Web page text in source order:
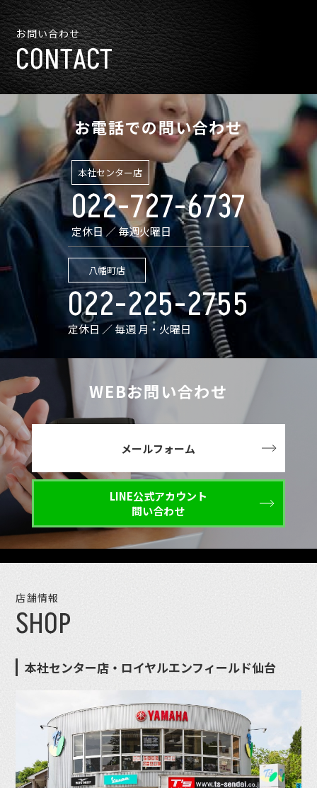
お問い合わせ
CONTACT
お電話での問い合わせ
本社センター店
022-727-6737
定休日 ／ 毎週火曜日
八幡町店
022-225-2755
定休日 ／ 毎週 月・火曜日
WEBお問い合わせ
メールフォーム
LINE公式アカウント
問い合わせ
店舗情報
SHOP
本社センター店・ロイヤルエンフィールド仙台